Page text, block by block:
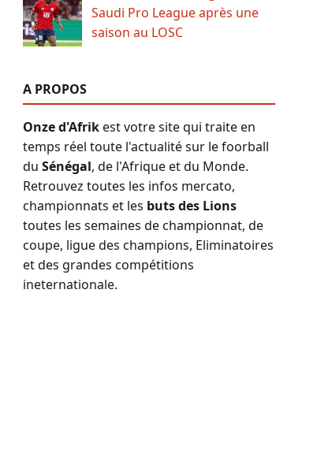
Saudi Pro League après une
saison au LOSC
A PROPOS
Onze d'Afrikest votre site qui traite en
temps réel toute l'actualité sur le foorball
du Sénégal, de l'Afrique et du Monde.
Retrouvez toutes les infos mercato,
championnats et les buts des Lions
toutes les semaines de championnat, de
coupe, ligue des champions, Eliminatoires
et des grandes compétitions
ineternationale.